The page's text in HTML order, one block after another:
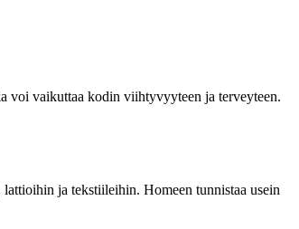
voi vaikuttaa kodin viihtyvyyteen ja terveyteen.
ja tekstiileihin. Homeen tunnistaa usein